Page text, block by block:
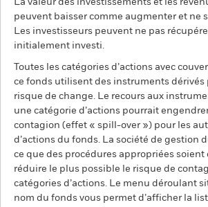
La valeur des investissements et les
peuvent baisser comme augmenter et ne
Les investisseurs peuvent ne pas
initialement investi.
Toutes les catégories d’actions avec
ce fonds utilisent des instruments dérivés
risque de change. Le recours aux
une catégorie d’actions pourrait
contagion (effet « spill-over ») pour les
d’actions du fonds. La société de gestion
ce que des procédures appropriées soient
réduire le plus possible le risque de
catégories d’actions. Le menu déroulant
nom du fonds vous permet d’afficher la